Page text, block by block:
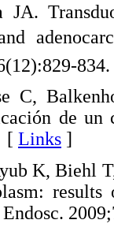
JA.
C,
de
[ Links ]
K, Biehl
Endosc.